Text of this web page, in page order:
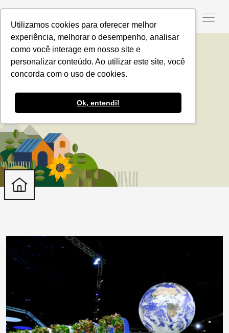
Utilizamos cookies para oferecer melhor
experiência, melhorar o desempenho, analisar
como você interage em nosso site e
personalizar conteúdo. Ao utilizar este site, você
concorda com o uso de cookies.
Ok, entendi!
COP 26